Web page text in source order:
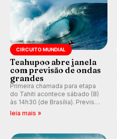
CIRCUITO MUNDIAL
Teahupoo abre janela
com previsão de ondas
grandes
Primeira chamada para etapa
do Tahiti acontece sábado (8)
às 14h30 (de Brasília). Previsão
indica swell consistente.
Kelly Slater convidado.
leia mais »